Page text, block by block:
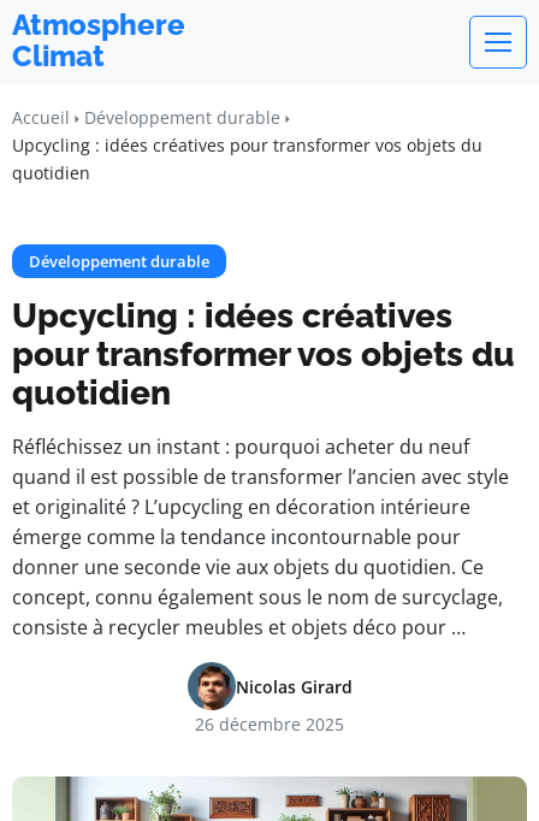
Atmosphere
Climat
Accueil
Développement durable
Upcycling : idées créatives pour transformer vos objets du
quotidien
Développement durable
Upcycling : idées créatives
pour transformer vos objets du
quotidien
Réfléchissez un instant : pourquoi acheter du neuf
quand il est possible de transformer l’ancien avec style
et originalité ? L’upcycling en décoration intérieure
émerge comme la tendance incontournable pour
donner une seconde vie aux objets du quotidien. Ce
concept, connu également sous le nom de surcyclage,
consiste à recycler meubles et objets déco pour …
Nicolas Girard
26 décembre 2025